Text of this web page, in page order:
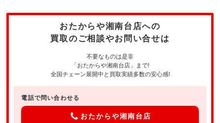
おたからや湘南台店への
買取のご相談やお問い合せは
不要なものは是非
「おたからや湘南台店」まで!
全国チェーン展開中と買取実績多数の安心感!
電話で問い合わせる
おたからや湘南台店